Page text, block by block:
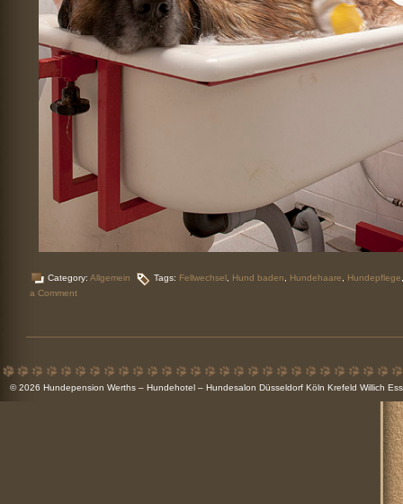
Category: Allgemein Tags: Fellwechsel, Hund baden, Hundehaare, Hundepflege
a Comment
© 2026 Hundepension Werths – Hundehotel – Hundesalon Düsseldorf Köln Krefeld Willich